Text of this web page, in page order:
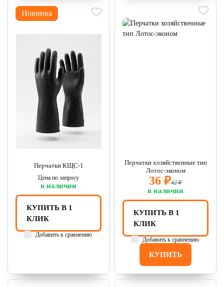
Новинка
Перчатки КЩС-1
Цена по запросу
в наличии
КУПИТЬ В 1
КЛИК
Добавить к сравнению
Перчатки хозяйственные тип
Лотос-эконом
36 ₽42 ₽
в наличии
КУПИТЬ
КУПИТЬ В 1
КЛИК
Добавить к сравнению